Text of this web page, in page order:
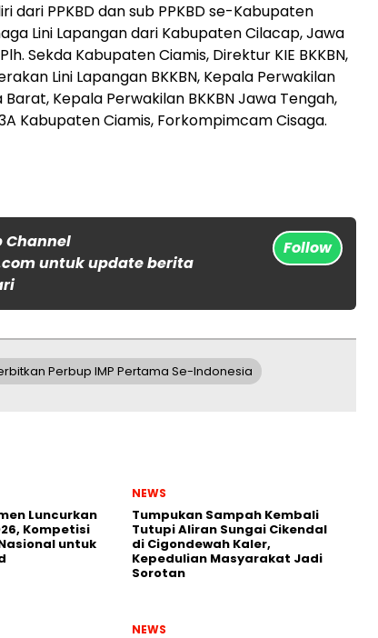
dari PPKBD dan sub PPKBD se-Kabupaten
Lini Lapangan dari Kabupaten Cilacap, Jawa
Sekda Kabupaten Ciamis, Direktur KIE BKKBN,
Lini Lapangan BKKBN, Kepala Perwakilan
Barat, Kepala Perwakilan BKKBN Jawa Tengah,
Kabupaten Ciamis, Forkompimcam Cisaga.
Channel
untuk update berita
Follow
Perbup IMP Pertama Se-Indonesia
Luncurkan
Kompetisi
untuk
NEWS
Tumpukan Sampah Kembali
Tutupi Aliran Sungai Cikendal
di Cigondewah Kaler,
Kepedulian Masyarakat Jadi
Sorotan
NEWS